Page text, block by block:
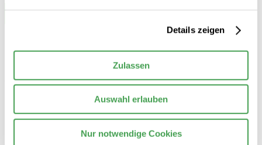
Details zeigen
Zulassen
Auswahl erlauben
Nur notwendige Cookies
© 2026 Stiftung Nationale Anti Doping Agentur Deutschland
Datenschutzerklärung
Impressum
Barrierefreiheit